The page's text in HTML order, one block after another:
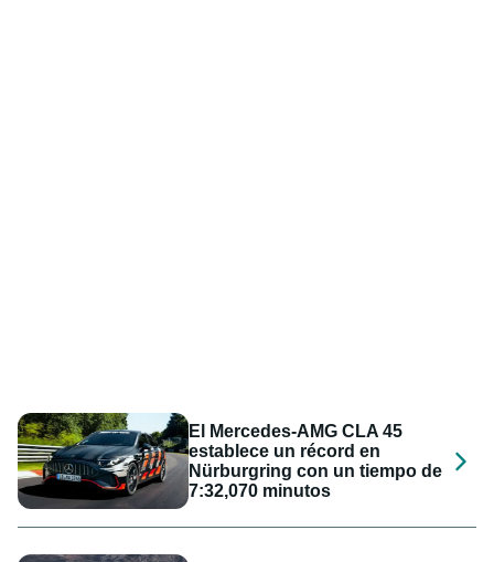
El Mercedes-AMG CLA 45
establece un récord en
Nürburgring con un tiempo de
7:32,070 minutos